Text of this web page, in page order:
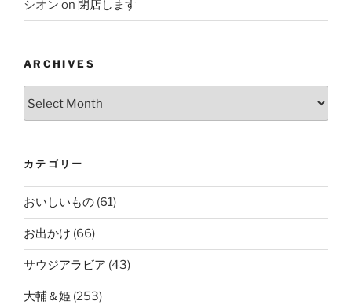
シオン on 閉店します
ARCHIVES
カテゴリー
おいしいもの (61)
お出かけ (66)
サウジアラビア (43)
大輔＆姫 (253)